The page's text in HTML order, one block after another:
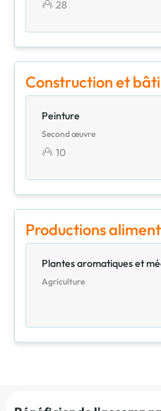
28
Construction et
Peinture
Second œuvre
10
Productions
Plantes aromatiques et
Agriculture